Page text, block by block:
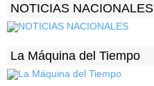
NOTICIAS NACIONALES
La Máquina del Tiempo